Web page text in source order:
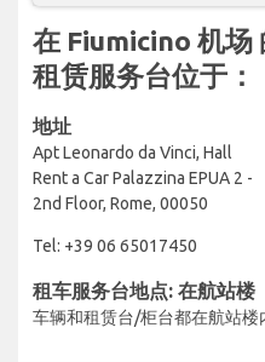
在 Fiumicino 机场
租赁服务台位于：
地址
Apt Leonardo da Vinci, Hall
Rent a Car Palazzina EPUA 2 -
2nd Floor, Rome, 00050
Tel: +39 06 65017450
租车服务台地点: 在航站楼
车辆和租赁台/柜台都在航站楼